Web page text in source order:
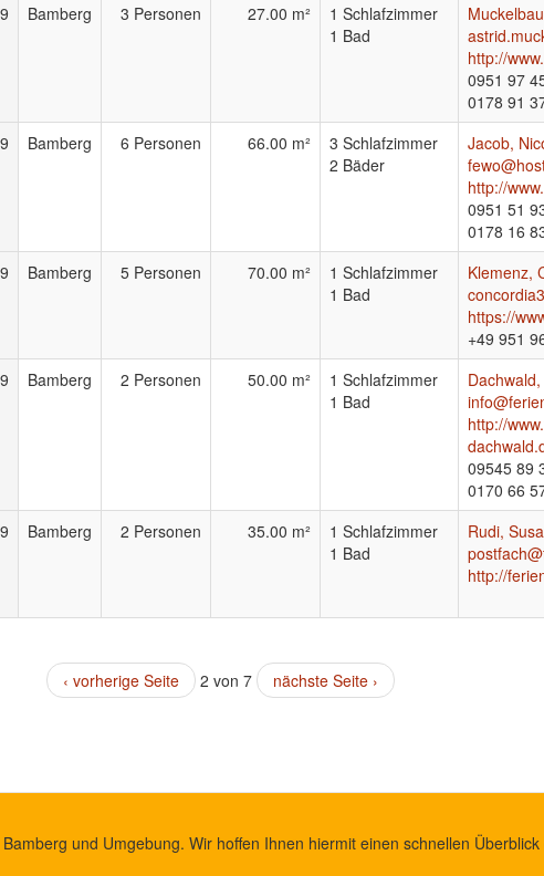
Bamberg 3 Personen 27.00 m²
1 Schlafzimmer
1 Bad
http://
0951 97
0178 91
Bamberg 6 Personen 66.00 m²
3 Schlafzimmer
2 Bäder
Jacob,
http://
0951 51
0178 16
Bamberg 5 Personen 70.00 m²
1 Schlafzimmer
1 Bad
Klemenz,
https://
+49 951
Bamberg 2 Personen 50.00 m²
1 Schlafzimmer
1 Bad
http://
09545 89
0170 66
Bamberg 2 Personen 35.00 m²
1 Schlafzimmer
1 Bad
Rudi,
http://
‹ vorherige Seite 2 von 7 nächste Seite ›
und Umgebung. Wir hoffen Ihnen hiermit einen schnellen